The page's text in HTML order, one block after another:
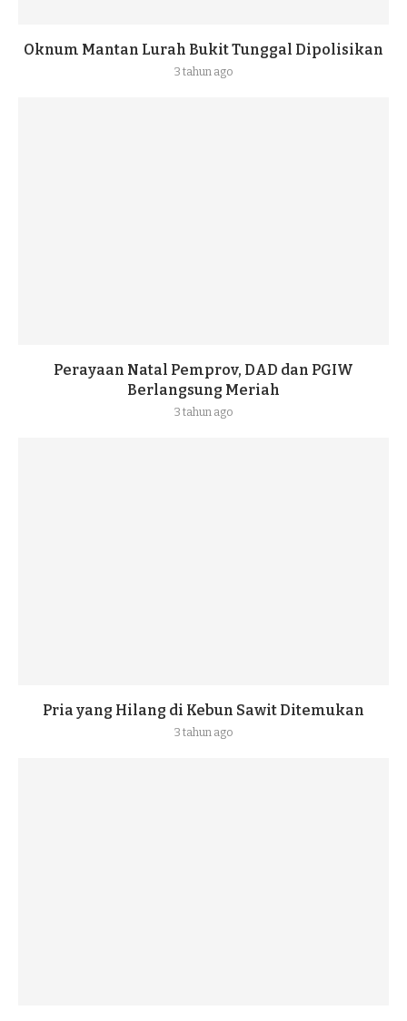
Oknum Mantan Lurah Bukit Tunggal Dipolisikan
3 tahun ago
Perayaan Natal Pemprov, DAD dan PGIW
Berlangsung Meriah
3 tahun ago
Pria yang Hilang di Kebun Sawit Ditemukan
3 tahun ago